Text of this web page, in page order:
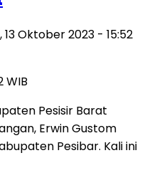
Oktober 2023 - 15:52
WIB
Pesisir Barat
Erwin Gustom
Pesibar. Kali ini